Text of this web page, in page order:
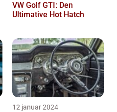
VW Golf GTI: Den
Ultimative Hot Hatch
12 januar 2024